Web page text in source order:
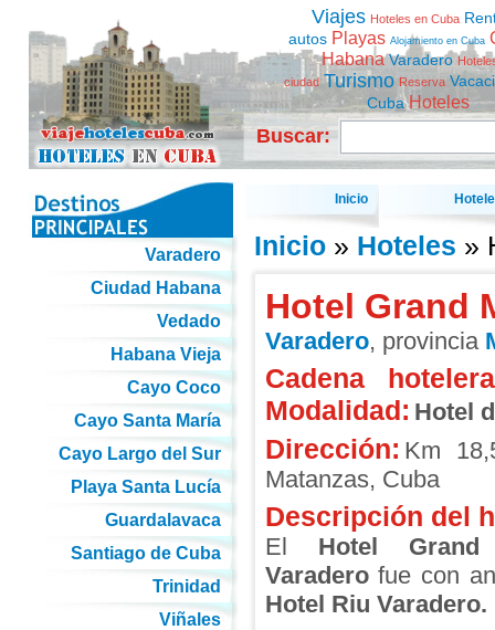
Viajes Hoteles en Cuba
autos Playas Alojamiento en Cuba
Habana Varadero
ciudad Turismo Reserva
Cuba Hoteles
Buscar:
Inicio
Inicio» Hoteles »
Hotel Grand
Varadero, provincia
Cadena
Modalidad: Hotel
Dirección: Km
Matanzas, Cuba
Descripción del
El Hotel Grand
Varaderofue con
Hotel Riu Varadero.
Varadero
Ciudad Habana
Vedado
Habana Vieja
Cayo Coco
Cayo Santa María
Cayo Largo del Sur
Playa Santa Lucía
Guardalavaca
Santiago de Cuba
Trinidad
Viñales